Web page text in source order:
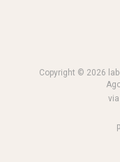
Copyright © 2026